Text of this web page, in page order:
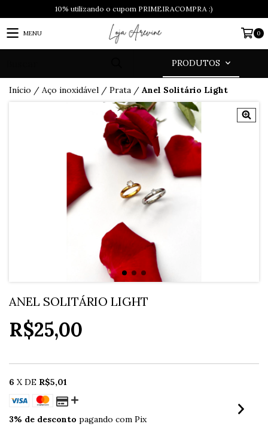
10% utilizando o cupom PRIMEIRACOMPRA :)
MENU 0
PRODUTOS
Início / Aço inoxidável / Prata / Anel Solitário Light
ANEL SOLITÁRIO LIGHT
R$25,00
6 X DE R$5,01
3% de desconto pagando com Pix